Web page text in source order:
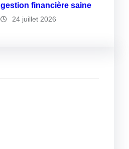
gestion financière saine
24 juillet 2026